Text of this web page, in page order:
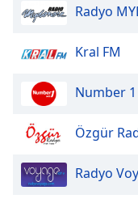
Radyo
Kral FM
Number 1
Özgür
Radyo